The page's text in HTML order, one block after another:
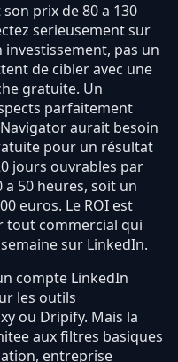
prix de 80 a 130
serieusement sur
investissement, pas un
de cibler avec une
gratuite. Un
parfaitement
aurait besoin
pour un résultat
jours ouvrables par
a 50 heures, soit un
euros. Le ROI est
tout commercial qui
sur LinkedIn.
compte LinkedIn
les outils
ou Dripify. Mais la
aux filtres basiques
entreprise